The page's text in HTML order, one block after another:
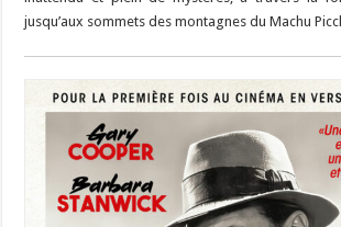
jusqu’aux sommets des montagnes du Machu